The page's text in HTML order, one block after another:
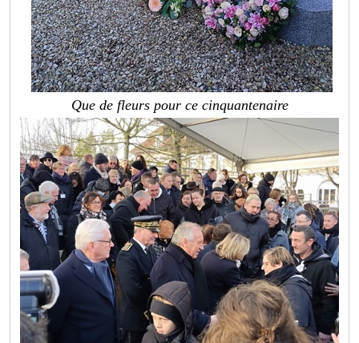
Que de fleurs pour ce cinquantenaire